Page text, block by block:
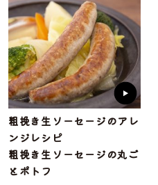
粗挽き生ソーセージのアレ
ンジレシピ
粗挽き生ソーセージの丸ご
とポトフ